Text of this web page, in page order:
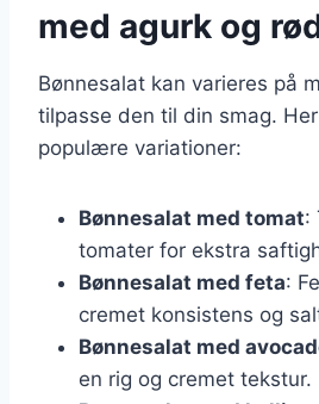
med agurk og
Bønnesalat kan varieres på
tilpasse den til din smag.
populære variationer:
Bønnesalat med tomat:
tomater for ekstra
Bønnesalat med feta:
cremet konsistens og
Bønnesalat med
en rig og cremet tekstur.